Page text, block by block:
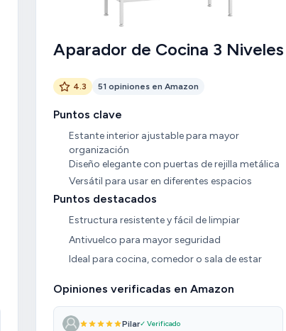
Aparador de Cocina 3 Niveles
4.3 51 opiniones en Amazon
Puntos clave
Estante interior ajustable para mayor
organización
Diseño elegante con puertas de rejilla metálica
Versátil para usar en diferentes espacios
Puntos destacados
Estructura resistente y fácil de limpiar
Antivuelco para mayor seguridad
Ideal para cocina, comedor o sala de estar
Opiniones verificadas en Amazon
Pilar✓ Verificado